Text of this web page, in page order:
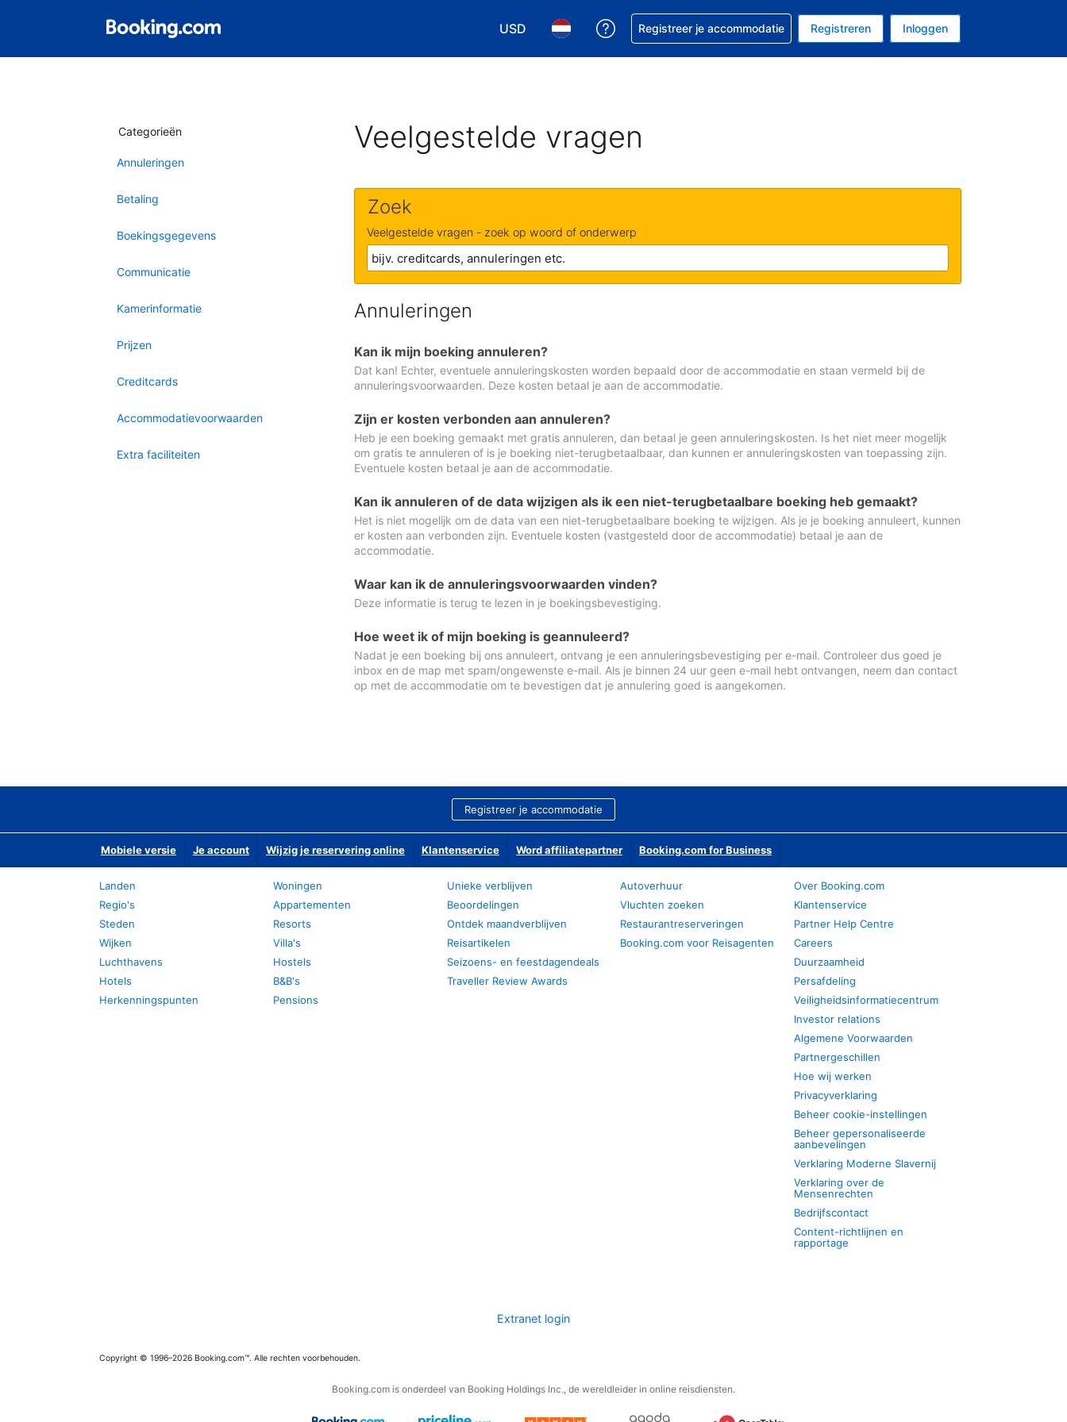
USD
Kies je valuta. Je huidige valuta is Amerikaanse dollar
Kies je taal. Je huidige taal is Nederlands
Krijg hulp bij je reservering
Registreer je accommodatie Registreren Inloggen
Categorieën
Annuleringen
Betaling
Boekingsgegevens
Communicatie
Kamerinformatie
Prijzen
Creditcards
Accommodatievoorwaarden
Extra faciliteiten
Veelgestelde vragen
Zoek
Veelgestelde vragen - zoek op woord of onderwerp
Annuleringen
Kan ik mijn boeking annuleren?
Dat kan! Echter, eventuele annuleringskosten worden bepaald door de accommodatie en staan vermeld bij de
annuleringsvoorwaarden. Deze kosten betaal je aan de accommodatie.
Zijn er kosten verbonden aan annuleren?
Heb je een boeking gemaakt met gratis annuleren, dan betaal je geen annuleringskosten. Is het niet meer mogelijk
om gratis te annuleren of is je boeking niet-terugbetaalbaar, dan kunnen er annuleringskosten van toepassing zijn.
Eventuele kosten betaal je aan de accommodatie.
Kan ik annuleren of de data wijzigen als ik een niet-terugbetaalbare boeking heb gemaakt?
Het is niet mogelijk om de data van een niet-terugbetaalbare boeking te wijzigen. Als je je boeking annuleert, kunnen
er kosten aan verbonden zijn. Eventuele kosten (vastgesteld door de accommodatie) betaal je aan de
accommodatie.
Waar kan ik de annuleringsvoorwaarden vinden?
Deze informatie is terug te lezen in je boekingsbevestiging.
Hoe weet ik of mijn boeking is geannuleerd?
Nadat je een boeking bij ons annuleert, ontvang je een annuleringsbevestiging per e-mail. Controleer dus goed je
inbox en de map met spam/ongewenste e-mail. Als je binnen 24 uur geen e-mail hebt ontvangen, neem dan contact
op met de accommodatie om te bevestigen dat je annulering goed is aangekomen.
Registreer je accommodatie
Mobiele versie Je account Wijzig je reservering online Klantenservice Word affiliatepartner Booking.com for Business
Landen
Regio's
Steden
Wijken
Luchthavens
Hotels
Herkenningspunten
Woningen
Appartementen
Resorts
Villa's
Hostels
B&B's
Pensions
Unieke verblijven
Beoordelingen
Ontdek maandverblijven
Reisartikelen
Seizoens- en feestdagendeals
Traveller Review Awards
Autoverhuur
Vluchten zoeken
Restaurantreserveringen
Booking.com voor Reisagenten
Over Booking.com
Klantenservice
Partner Help Centre
Careers
Duurzaamheid
Persafdeling
Veiligheidsinformatiecentrum
Investor relations
Algemene Voorwaarden
Partnergeschillen
Hoe wij werken
Privacyverklaring
Beheer cookie-instellingen
Beheer gepersonaliseerde
aanbevelingen
Verklaring Moderne Slavernij
Verklaring over de
Mensenrechten
Bedrijfscontact
Content-richtlijnen en
rapportage
Extranet login
Copyright © 1996–2026 Booking.com™. Alle rechten voorbehouden.
Booking.com is onderdeel van Booking Holdings Inc., de wereldleider in online reisdiensten.